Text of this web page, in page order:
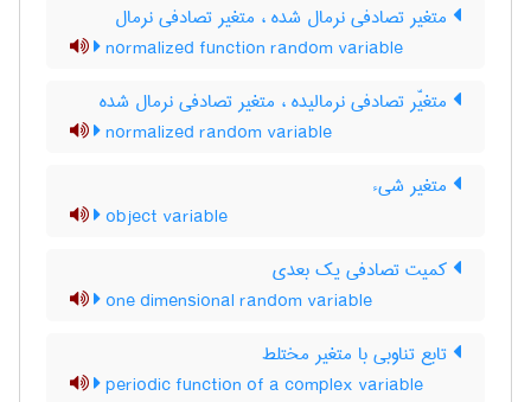
متغیر تصادفی نرمال شده ، متغیر تصادفی نرمال
normalized function random variable
متغیّر تصادفی نرمالیده ، متغیر تصادفی نرمال شده
normalized random variable
متغیر شیء
object variable
کمیت تصادفی یک بعدی
one dimensional random variable
تابع تناوبی با متغیر مختلط
periodic function of a complex variable